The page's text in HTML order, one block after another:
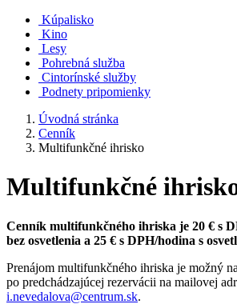
Kúpalisko
Kino
Lesy
Pohrebná služba
Cintorínské služby
Podnety pripomienky
Úvodná stránka
Cenník
Multifunkčné ihrisko
Multifunkčné
Cenník multifunkčného ihriska je 20 € s
bez osvetlenia a 25 € s DPH/hodina s
Prenájom multifunkčného ihriska je možný
po predchádzajúcej rezervácii na mailovej
i.nevedalova@centrum.sk.